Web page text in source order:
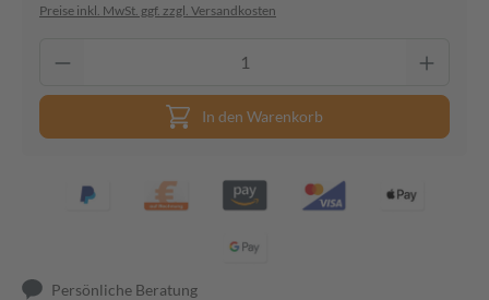
Preise inkl. MwSt. ggf. zzgl. Versandkosten
In den Warenkorb
Persönliche Beratung